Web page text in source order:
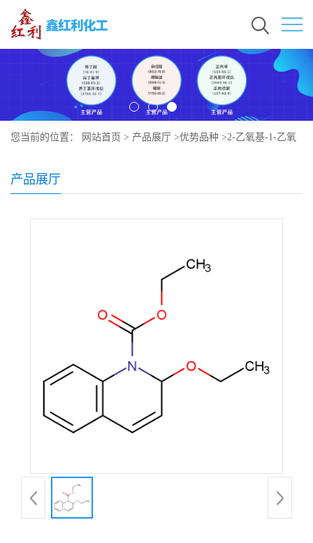
您当前的位置： 网站首页 > 产品展厅 >优势品种 >2-乙氧基-1-乙氧
产品展厅